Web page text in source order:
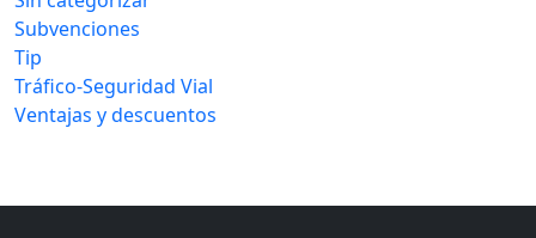
Subvenciones
Tip
Tráfico-Seguridad Vial
Ventajas y descuentos